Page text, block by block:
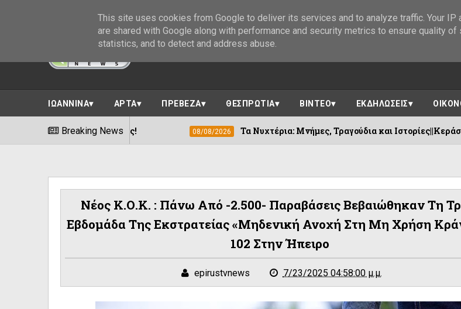
ΙΩΑΝΝΙΝΑ ΑΡΤΑ ΠΡΕΒΕΖΑ ΘΕΣΠΡΩΤΙΑ ΒΙΝΤΕΟ ΕΚΔΗΛΩΣΕΙΣ
Breaking News
στον τόπο της! 08/08/2026 Τα Νυχτέρια: Μνήμες, Τραγούδια και Ιστορίες||Κεράσοβο -Αγία
Νέος Κ.Ο.Κ. : Πάνω Από -2.500- Παραβάσεις Βεβαιώθηκαν Τη
Εβδομάδα Της Εκστρατείας «Μηδενική Ανοχή Στη Μη Χρήση
102 Στην Ήπειρο
epirustvnews 7/23/2025 04:58:00 μ.μ.
This site uses cookies from Google to deliver its services and to analyze traffic. Your IP
are shared with Google along with performance and security metrics to ensure quality of
statistics, and to detect and address abuse.